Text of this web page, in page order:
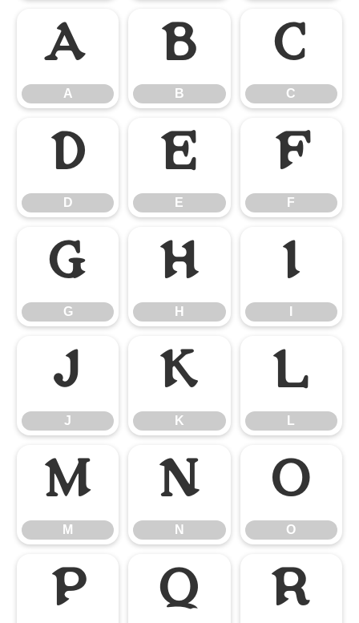
A
A
B
B
C
C
D
D
E
E
F
F
G
G
H
H
I
J
J
K
K
L
L
M
M
N
N
O
O
P Q R